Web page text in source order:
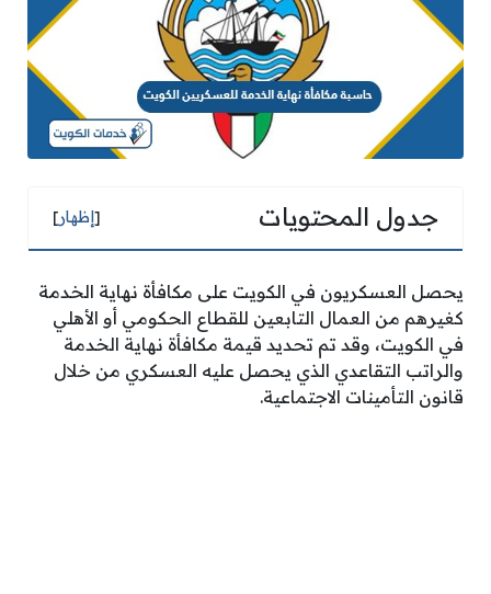
جدول المحتويات [إظهار]
يحصل العسكريون في الكويت على مكافأة نهاية الخدمة
كغيرهم من العمال التابعين للقطاع الحكومي أو الأهلي
في الكويت، وقد تم تحديد قيمة مكافأة نهاية الخدمة
والراتب التقاعدي الذي يحصل عليه العسكري من خلال
قانون التأمينات الاجتماعية.